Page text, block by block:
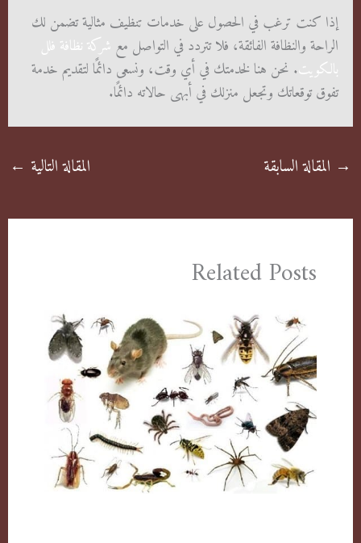
إذا كنت ترغب في الحصول على خدمات تنظيف مثالية تضمن لك
الراحة والنظافة الفائقة، فلا تتردد في التواصل مع شركة نظافة فلل
بالكويت. نحن هنا لخدمتك في أي وقت، ونسعى دائمًا لتقديم خدمة
تفوق توقعاتك وتجعل منزلك في أبهى حالاته دائمًا.
→ المقالة السابقة المقالة التالية ←
Related Posts